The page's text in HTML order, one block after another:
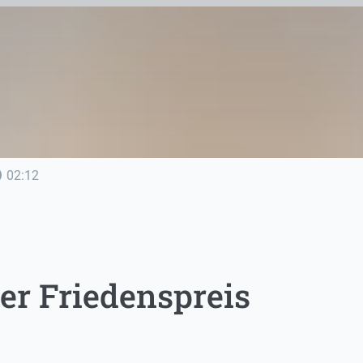
02:12
Friedenspreis